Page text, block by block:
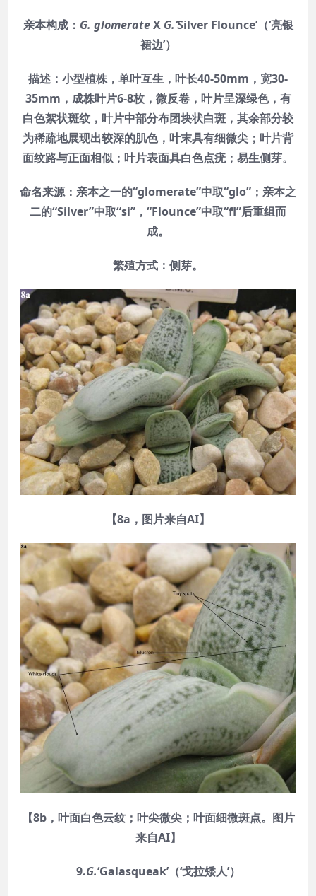
亲本构成： G. glomerateX G.‘Silver Flounce’（‘亮银
裙边’）
描述：小型植株，单叶互生，叶长40-50mm，宽30-
35mm，成株叶片6-8枚，微反卷，叶片呈深绿色，有
白色絮状斑纹，叶片中部分布团块状白斑，其余部分较
为稀疏地展现出较深的肌色，叶末具有细微尖；叶片背
面纹路与正面相似；叶片表面具白色点疣；易生侧芽。
命名来源：亲本之一的“glomerate”中取“glo”；亲本之
二的“Silver”中取“si”，“Flounce”中取“fl”后重组而
成。
繁殖方式：侧芽。
【8a，图片来自AI】
【8b，叶面白色云纹；叶尖微尖；叶面细微斑点。图片
来自AI】
9.G.‘Galasqueak’（‘戈拉矮人’）